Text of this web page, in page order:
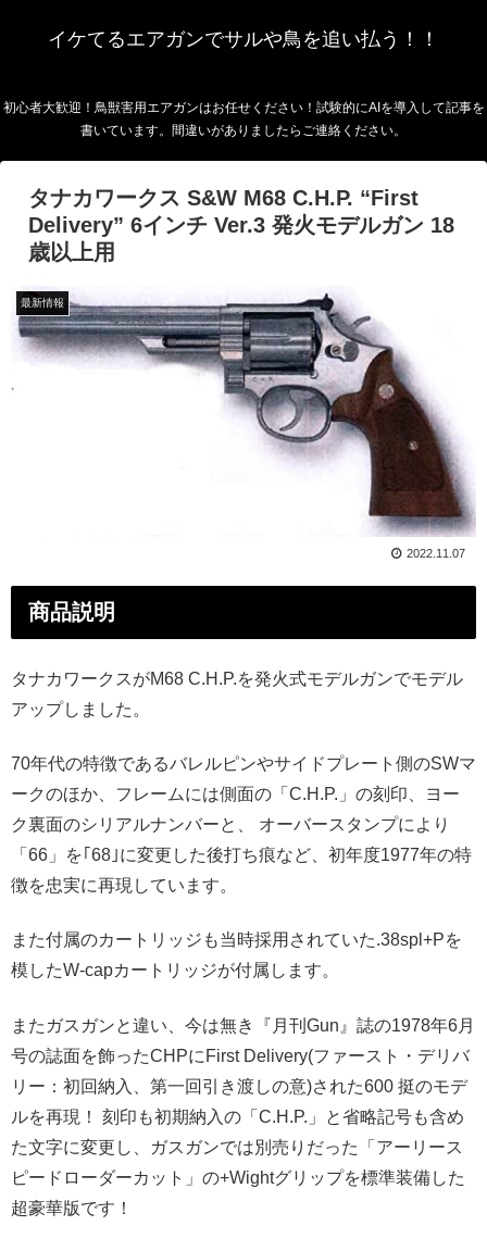
イケてるエアガンでサルや鳥を追い払う！！
初心者大歓迎！鳥獣害用エアガンはお任せください！試験的にAIを導入して記事を
書いています。間違いがありましたらご連絡ください。
タナカワークス S&W M68 C.H.P. “First
Delivery” 6インチ Ver.3 発火モデルガン 18
歳以上用
最新情報
2022.11.07
商品説明
タナカワークスがM68 C.H.P.を発火式モデルガンでモデル
アップしました。
70年代の特徴であるバレルピンやサイドプレート側のSWマ
ークのほか、フレームには側面の「C.H.P.」の刻印、ヨー
ク裏面のシリアルナンバーと、 オーバースタンプにより
「66」を｢68｣に変更した後打ち痕など、初年度1977年の特
徴を忠実に再現しています。
また付属のカートリッジも当時採用されていた.38spl+Pを
模したW-capカートリッジが付属します。
またガスガンと違い、今は無き『月刊Gun』誌の1978年6月
号の誌面を飾ったCHPにFirst Delivery(ファースト・デリバ
リー：初回納入、第一回引き渡しの意)された600 挺のモデ
ルを再現！ 刻印も初期納入の「C.H.P.」と省略記号も含め
た文字に変更し、ガスガンでは別売りだった「アーリース
ピードローダーカット」の+Wightグリップを標準装備した
超豪華版です！